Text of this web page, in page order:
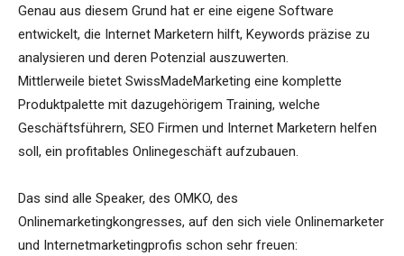
Genau aus diesem Grund hat er eine eigene Software
entwickelt, die Internet Marketern hilft, Keywords präzise zu
analysieren und deren Potenzial auszuwerten.
Mittlerweile bietet SwissMadeMarketing eine komplette
Produktpalette mit dazugehörigem Training, welche
Geschäftsführern, SEO Firmen und Internet Marketern helfen
soll, ein profitables Onlinegeschäft aufzubauen.
Das sind alle Speaker, des OMKO, des
Onlinemarketingkongresses, auf den sich viele Onlinemarketer
und Internetmarketingprofis schon sehr freuen: